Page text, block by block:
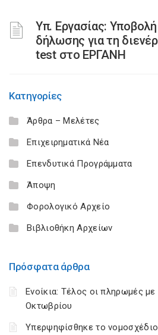
Υπ. Εργασίας:
δήλωσης για τη
test στο ΕΡΓΑΝΗ
Κατηγορίες
Άρθρα – Μελέτες
Επιχειρηματικά Νέα
Επενδυτικά Προγράμματα
Άποψη
Φορολογικό Αρχείο
Βιβλιοθήκη Αρχείων
Πρόσφατα άρθρα
Ενοίκια: Τέλος οι πληρωμές
Οκτωβρίου
Υπερψηφίσθηκε το νομοσχέδιο